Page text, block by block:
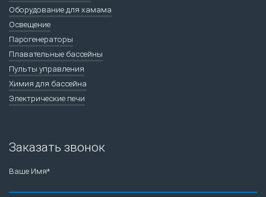
Оборудование для хамама
Освещение
Парогенераторы
Плавательные бассейны
Пульты управления
Химия для бассейна
Электрические печи
Заказать звонок
Ваше Имя*